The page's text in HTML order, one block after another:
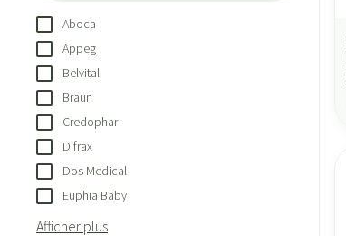
Aboca
Appeg
Belvital
Braun
Credophar
Difrax
Dos Medical
Euphia Baby
Afficher plus